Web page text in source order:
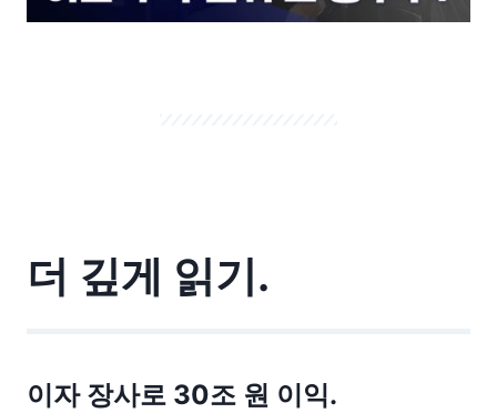
더 깊게 읽기.
이자 장사로 30조 원 이익.